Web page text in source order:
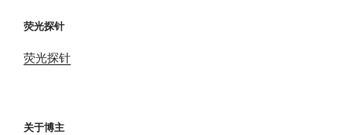
荧光探针
荧光探针
关于博主